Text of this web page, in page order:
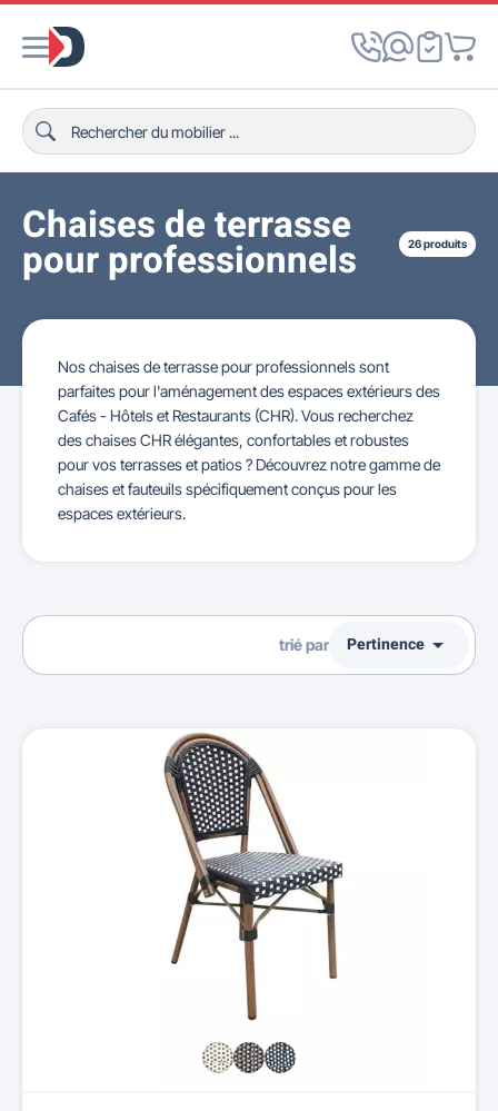
Chaises de terrasse
pour professionnels 26 produits
Nos chaises de terrasse pour professionnels sont
parfaites pour l'aménagement des espaces extérieurs des
Cafés - Hôtels et Restaurants (CHR). Vous recherchez
des chaises CHR élégantes, confortables et robustes
pour vos terrasses et patios ? Découvrez notre gamme de
chaises et fauteuils spécifiquement conçus pour les
espaces extérieurs.
trié par Pertinence 
Nom, A à Z
Nom, Z à A
Prix, croissant
Prix, décroissant
Reference, A to Z
Reference, Z to A